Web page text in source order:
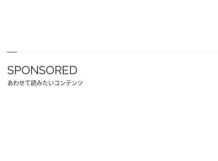
SPONSORED
あわせて読みたいコンテンツ